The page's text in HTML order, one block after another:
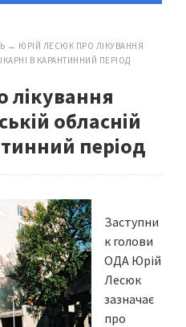
→ ЮРІЙ ЛЕСЮК ПРО ЛІКУВАННЯ
В КАРАНТИННИЙ ПЕРІОД
лікування
обласній
період
Заступни
к голови
ОДА Юрій
Лесюк
зазначає
про